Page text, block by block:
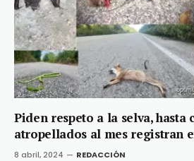
Piden respeto a la selva, hasta
atropellados al mes registran
8 abril, 2024 REDACCIÓN